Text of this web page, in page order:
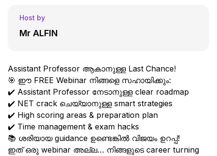
Host by
Mr ALFIN
Assistant Professor ആകാനുള്ള Last Chance!
🎯 ഈ FREE Webinar നിങ്ങളെ സഹായിക്കും:
✔️ Assistant Professor നേടാനുള്ള clear roadmap
✔️ NET crack ചെയ്യാനുള്ള smart strategies
✔️ High scoring areas & preparation plan
✔️ Time management & exam hacks
📚 ശരിയായ guidance ഉണ്ടെങ്കിൽ വിജയം ഉറപ്പ്!
ഇത് ഒരു webinar അല്ല… നിങ്ങളുടെ career turning